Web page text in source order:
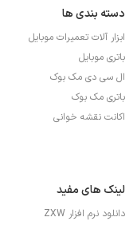
دسته بندی ها
ابزار آلات تعمیرات موبایل
باتری موبایل
ال سی دی مک بوک
باتری مک بوک
اکانت نقشه خوانی
لینک های مفید
دانلود نرم افزار ZXW